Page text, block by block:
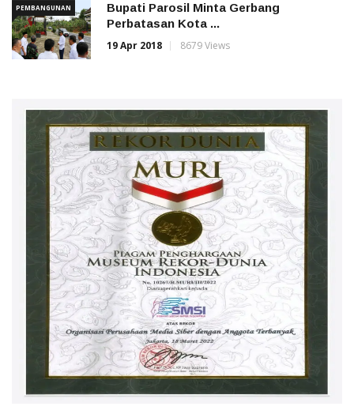
PEMBANGUNAN
Bupati Parosil Minta Gerbang
Perbatasan Kota ...
19 Apr 2018
8679 Views